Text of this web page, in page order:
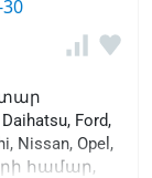
Ford,
Nissan, Opel,
համար,